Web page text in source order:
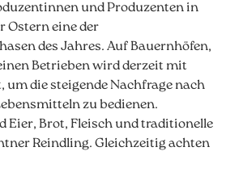
und Produzenten in
Ostern eine der
des Jahres. Auf Bauernhöfen,
Betrieben wird derzeit mit
um die steigende Nachfrage nach
zu bedienen.
Eier, Brot, Fleisch und traditionelle
Reindling. Gleichzeitig achten